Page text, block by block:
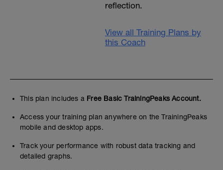
reflection.
View all Training Plans by
this Coach
This plan includes a Free Basic TrainingPeaks Account.
Access your training plan anywhere on the TrainingPeaks
mobile and desktop apps.
Track your performance with robust data tracking and
detailed graphs.